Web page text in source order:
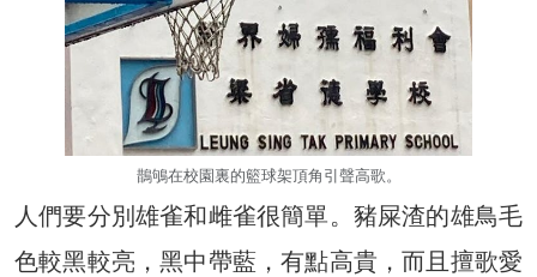
鵲鴝在校園裏的籃球架頂角引聲高歌。
人們要分別雄雀和雌雀很簡單。豬屎渣的雄鳥毛
色較黑較亮，黑中帶藍，有點高貴，而且擅歌愛